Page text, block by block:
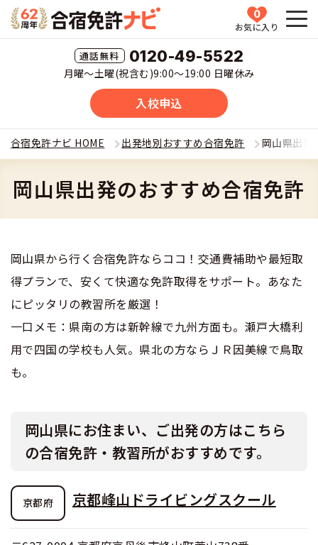
0
お気に入り
0120-49-5522
月曜〜土曜(祝含む)9:00〜19:00 日曜休み
入校申込
HOME
教習所一覧
運転免許の種類(車種)を選ぶ
普通二輪
大型二輪
準中型車
中型車
大特
けん引
普通二種
運転免許の種類(車種)
特集ページ一覧
格安シーズン料金
360度パノラマ教習所
教育訓練給付金制度
受験資格特例教習
合宿免許とは
安心・お得・早い・充実の合宿免許
合宿免許選びのアドバイス
合宿免許の入校までの流れ
合宿免許一日の過ごし方
運転免許別モデルスケジュール
保護者の方へ
合宿に関わる料金について
合宿免許に役立つ情報
合宿免許に役立つ情報
合宿免許で最短合格するには
高校生は運転免許を取れる？
冬・雪国の合宿免許は大丈夫？
みんなが選んだ合宿免許の条件
大型免許体験記
全国の運転免許試験場(免許センター)
会社情報・代表メッセージ
会社概要
登録商標
参加規定
特定商取引法に基づく表示
お気に入りの教習所一覧
運転者適性診断
入校申込
合宿免許ナビ HOME 出発地別おすすめ合宿免許 岡山県出発
岡山県出発のおすすめ合宿免許
岡山県から行く合宿免許ならココ！交通費補助や最短取
得プランで、安くて快適な免許取得をサポート。あなた
にピッタリの教習所を厳選！
一口メモ：県南の方は新幹線で九州方面も。瀬戸大橋利
用で四国の学校も人気。県北の方ならＪＲ因美線で鳥取
も。
岡山県にお住まい、ご出発の方はこちら
の合宿免許・教習所がおすすめです。
京都府 京都峰山ドライビングスクール